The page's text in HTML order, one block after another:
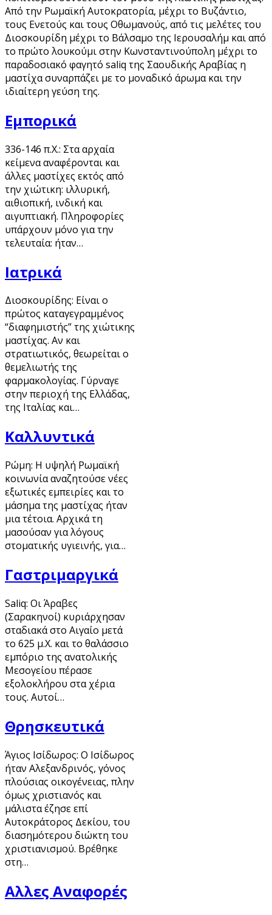
Από την Ρωμαϊκή Αυτοκρατορία, μέχρι το Βυζάντιο,
τους Ενετούς και τους Οθωμανούς, από τις μελέτες του
Διοσκουρίδη μέχρι το Βάλσαμο της Ιερουσαλήμ και από
το πρώτο λουκούμι στην Κωνσταντινούπολη μέχρι το
παραδοσιακό φαγητό saliq της Σαουδικής Αραβίας η
μαστίχα συναρπάζει με το μοναδικό άρωμα και την
ιδιαίτερη γεύση της.
Εμπορικά
336-146 π.Χ.: Στα αρχαία
κείμενα αναφέρονται και
άλλες μαστίχες εκτός από
την χιώτικη: ιλλυρική,
αιθιοπική, ινδική και
αιγυπτιακή. Πληροφορίες
υπάρχουν μόνο για την
τελευταία: ήταν…
Ιατρικά
Διοσκουρίδης: Είναι ο
πρώτος καταγεγραμμένος
“διαφημιστής” της χιώτικης
μαστίχας. Αν και
στρατιωτικός, θεωρείται ο
θεμελιωτής της
φαρμακολογίας. Γύρναγε
στην περιοχή της Ελλάδας,
της Ιταλίας και…
Καλλυντικά
Ρώμη: Η υψηλή Ρωμαϊκή
κοινωνία αναζητούσε νέες
εξωτικές εμπειρίες και το
μάσημα της μαστίχας ήταν
μια τέτοια. Αρχικά τη
μασούσαν για λόγους
στοματικής υγιεινής, για…
Γαστριμαργικά
Saliq: Οι Άραβες
(Σαρακηνοί) κυριάρχησαν
σταδιακά στο Αιγαίο μετά
το 625 μ.Χ. και το θαλάσσιο
εμπόριο της ανατολικής
Μεσογείου πέρασε
εξολοκλήρου στα χέρια
τους. Αυτοί…
Θρησκευτικά
Άγιος Ισίδωρος: Ο Ισίδωρος
ήταν Αλεξανδρινός, γόνος
πλούσιας οικογένειας, πλην
όμως χριστιανός και
μάλιστα έζησε επί
Αυτοκράτορος Δεκίου, του
διασημότερου διώκτη του
χριστιανισμού. Βρέθηκε
στη…
Αλλες Αναφορές